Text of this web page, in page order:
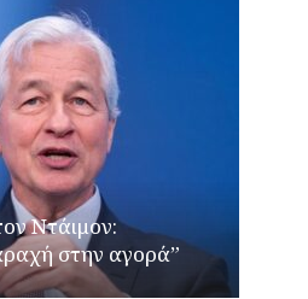
Ντάιμον:
στην αγορά”